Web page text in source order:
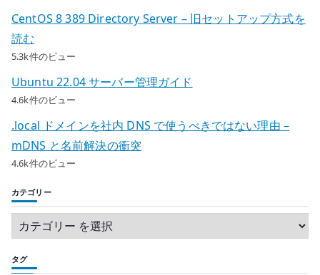
CentOS 8 389 Directory Server – 旧セットアップ方式を
読む
5.3k件のビュー
Ubuntu 22.04 サーバー管理ガイド
4.6k件のビュー
.local ドメインを社内 DNS で使うべきではない理由 –
mDNS と名前解決の衝突
4.6k件のビュー
カテゴリー
タグ